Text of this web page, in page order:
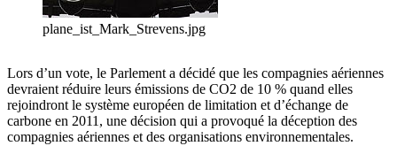
plane_ist_Mark_Strevens.jpg
Lors d’un vote, le Parlement a décidé que les compagnies aériennes
devraient réduire leurs émissions de CO2 de 10 % quand elles
rejoindront le système européen de limitation et d’échange de
carbone en 2011, une décision qui a provoqué la déception des
compagnies aériennes et des organisations environnementales.